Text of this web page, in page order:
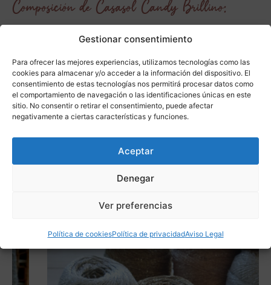
Gestionar consentimiento
Para ofrecer las mejores experiencias, utilizamos tecnologías como las
cookies para almacenar y/o acceder a la información del dispositivo. El
consentimiento de estas tecnologías nos permitirá procesar datos como
el comportamiento de navegación o las identificaciones únicas en este
sitio. No consentir o retirar el consentimiento, puede afectar
negativamente a ciertas características y funciones.
Aceptar
Denegar
Ver preferencias
Política de cookiesPolítica de privacidadAviso Legal
Composición de Casasol Candy Brillino:
75% Bambú
5% Fibra metalizada
Características de Casasol Candy Brillino:
Cada ovillo contiene 200 gramos y
Grosor adecuado para tejer con agujas
o ganchillo de 3 a 4 mm.